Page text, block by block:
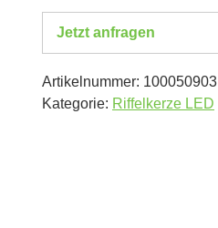
Jetzt anfragen
Artikelnummer: 100050903
Kategorie: Riffelkerze LED